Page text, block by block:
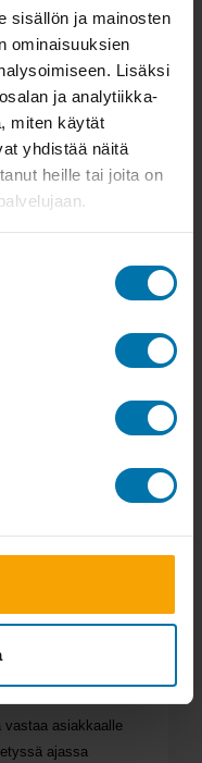
sisällön ja mainosten
ominaisuuksien
Lisäksi
ja analytiikka-
miten käytät
yhdistää näitä
heille tai joita on
Rekisterin
rekisteriasioita
vaatia tiedon
on oikeus
ja vaatia
tai
tiedot tai vaatia
pyytää
ajassa
rekisteröidyillä
mukaiset
vastaa asiakkaalle
ajassa